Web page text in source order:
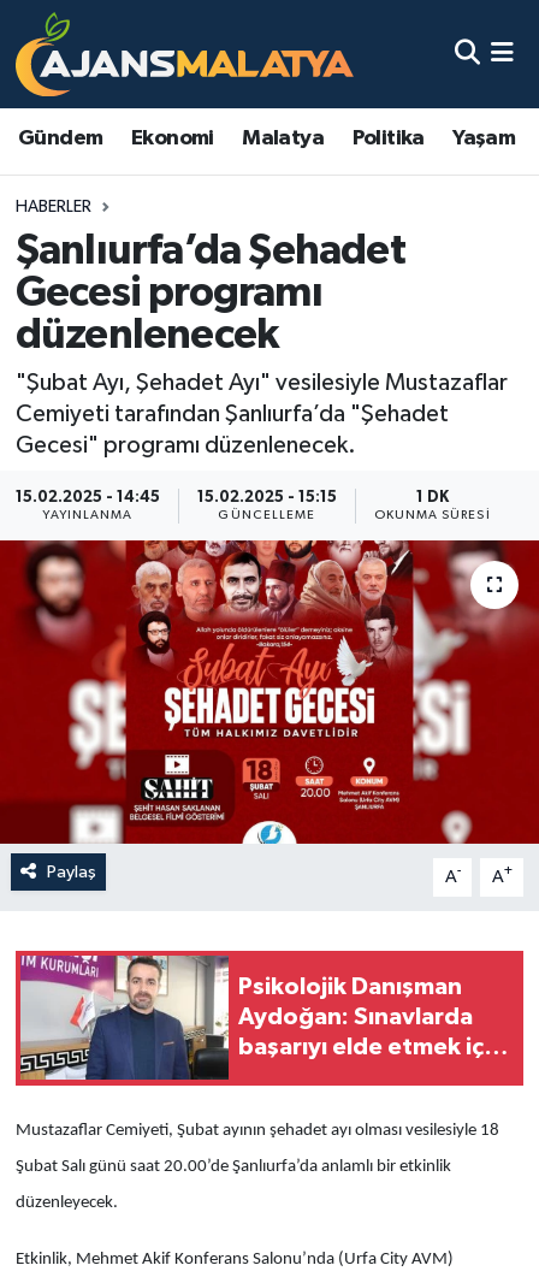
Gündem Ekonomi Malatya Politika Yaşam
HABERLER
Şanlıurfa’da Şehadet
Gecesi programı
düzenlenecek
"Şubat Ayı, Şehadet Ayı" vesilesiyle Mustazaflar
Cemiyeti tarafından Şanlıurfa’da "Şehadet
Gecesi" programı düzenlenecek.
15.02.2025 - 14:45
YAYINLANMA
15.02.2025 - 15:15
GÜNCELLEME
1 DK
OKUNMA SÜRESI
Paylaş A- A+
Psikolojik Danışman
Aydoğan: Sınavlarda
başarıyı elde etmek için
Mustazaflar Cemiyeti, Şubat ayının şehadet ayı olması vesilesiyle 18
Şubat Salı günü saat 20.00’de Şanlıurfa’da anlamlı bir etkinlik
düzenleyecek.
Etkinlik, Mehmet Akif Konferans Salonu’nda (Urfa City AVM)
Asayiş
Eğitim
Ekonomi
Gündem
Kadın
Kültür & Sanat
Magazin
Politika
Sağlık
Spor
Teknoloji
Yaşam
Malatya Nöbetçi Eczaneler
Malatya Namaz Vakitleri
Malatya Trafik Yoğunluk Haritası
TFF 3.Lig 2.Grup Puan Durumu ve Fikstür
Tüm Manşetler
Son Dakika Haberleri
Haber Arşivi